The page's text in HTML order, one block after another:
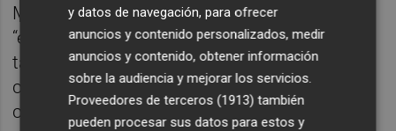
Magdalena”. Asimismo, ha destacado que
“estos resultados demuestran que la fiesta
también puede ser una oportunidad para
cuidar nuestro entorno y avanzar hacia una
ciudad más limpia y concienciada”.
y datos de navegación, para ofrecer
anuncios y contenido personalizados, medir
anuncios y contenido, obtener información
sobre la audiencia y mejorar los servicios.
Proveedores de terceros (1913) también
pueden procesar sus datos para estos y